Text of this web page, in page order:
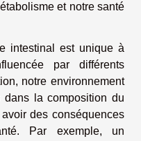
et notre santé
intestinal est unique à
par différents
notre environnement
la composition du
des conséquences
Par exemple, un